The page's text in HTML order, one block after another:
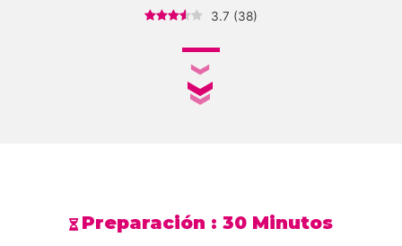
3.7 (38)
Preparación : 30 Minutos